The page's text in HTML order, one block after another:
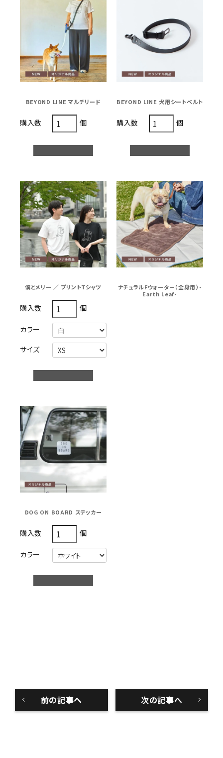
BEYOND LINE マルチリード
購入数 個
BEYOND LINE 犬用シートベルト
購入数 個
僕とメリー ／ プリントＴシャツ
購入数 個
カラー
サイズ
ナチュラルFウォーター（全身用）-
Earth Leaf-
DOG ON BOARD ステッカー
購入数 個
カラー
前の記事へ 次の記事へ